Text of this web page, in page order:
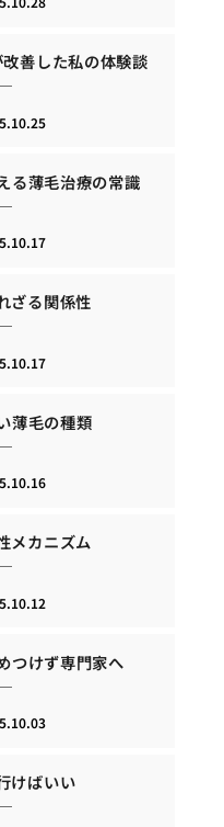
善した私の体験談
る薄毛治療の常識
ざる関係性
薄毛の種類
メカニズム
つけず専門家へ
けばいい